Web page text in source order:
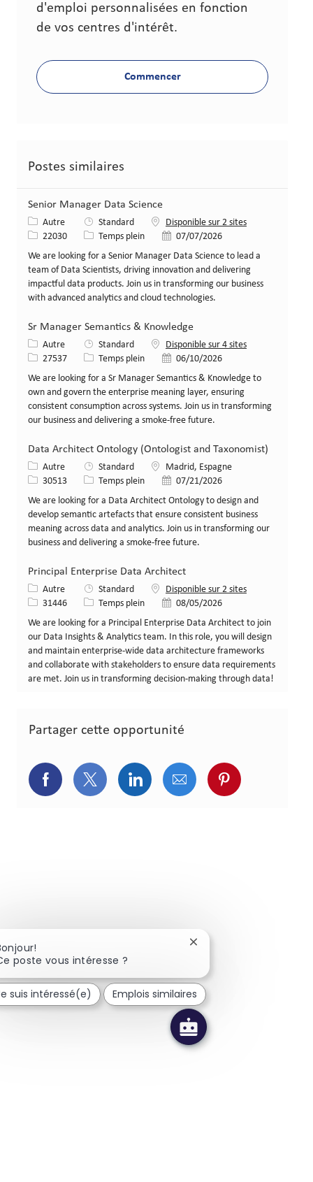
d'emploi personnalisées en fonction
de vos centres d'intérêt.
Commencer
Postes similaires
Senior Manager Data Science
Catégorie
Autre Standard
Disponible sur 2 sites
Identifiant de poste
22030 Type de poste
Temps plein Date de publication
07/07/2026
We are looking for a Senior Manager Data Science to lead a
team of Data Scientists, driving innovation and delivering
impactful data products. Join us in transforming our business
with advanced analytics and cloud technologies.
Sr Manager Semantics & Knowledge
Catégorie
Autre Standard
Disponible sur 4 sites
Identifiant de poste
27537 Type de poste
Temps plein Date de publication
06/10/2026
We are looking for a Sr Manager Semantics & Knowledge to
own and govern the enterprise meaning layer, ensuring
consistent consumption across systems. Join us in transforming
our business and delivering a smoke-free future.
Data Architect Ontology (Ontologist and Taxonomist)
Catégorie
Autre Standard Lieu Madrid, Espagne
Identifiant de poste
30513 Type de poste
Temps plein Date de publication
07/21/2026
We are looking for a Data Architect Ontology to design and
develop semantic artefacts that ensure consistent business
meaning across data and analytics. Join us in transforming our
business and delivering a smoke-free future.
Principal Enterprise Data Architect
Catégorie
Autre Standard
Disponible sur 2 sites
Identifiant de poste
31446 Type de poste
Temps plein Date de publication
08/05/2026
We are looking for a Principal Enterprise Data Architect to join
our Data Insights & Analytics team. In this role, you will design
and maintain enterprise-wide data architecture frameworks
and collaborate with stakeholders to ensure data requirements
are met. Join us in transforming decision-making through data!
Partager cette opportunité
Partager via Facebook
Partager via Twitter
Partager via LinkedIn
Partager via courriel
Partager via
poste vous intéresse ?
Fermer la notification
suis intéressé(e) Emplois similaires